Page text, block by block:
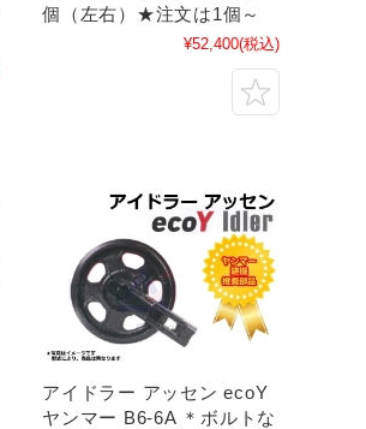
個（左右）★注文は1個～
¥52,400(税込)
アイドラー アッセン ecoY
ヤンマー B6-6A ＊ボルトな